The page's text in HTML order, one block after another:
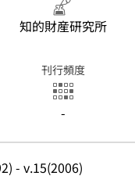
知的財産研究所
刊行頻度
-
- v.15(2006)